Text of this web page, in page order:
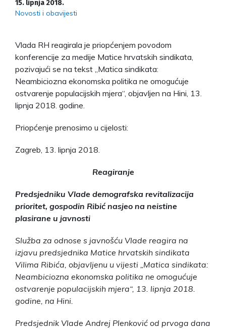
15. lipnja 2018.
Novosti i obavijesti
Vlada RH reagirala je priopćenjem povodom
konferencije za medije Matice hrvatskih sindikata,
pozivajući se na tekst „Matica sindikata:
Neambiciozna ekonomska politika ne omogućuje
ostvarenje populacijskih mjera“, objavljen na Hini, 13.
lipnja 2018. godine.
Priopćenje prenosimo u cijelosti:
Zagreb, 13. lipnja 2018.
Reagiranje
Predsjedniku Vlade demografska revitalizacija
prioritet, gospodin Ribić nasjeo na neistine
plasirane u javnosti
Služba za odnose s javnošću Vlade reagira na
izjavu predsjednika Matice hrvatskih sindikata
Vilima Ribića, objavljenu u vijesti „Matica sindikata:
Neambiciozna ekonomska politika ne omogućuje
ostvarenje populacijskih mjera“, 13. lipnja 2018.
godine, na Hini.
Predsjednik Vlade Andrej Plenković od prvoga dana